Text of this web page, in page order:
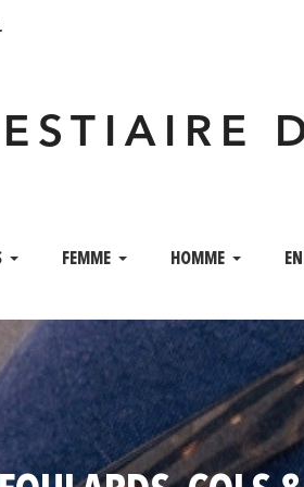
FEMME HOMME